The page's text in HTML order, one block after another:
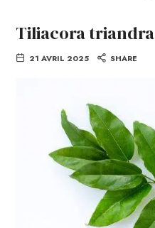
Tiliacora triandra
21 AVRIL 2025 SHARE